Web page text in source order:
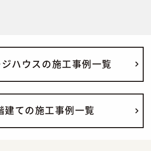
ハウスの施工事例一覧
建ての施工事例一覧